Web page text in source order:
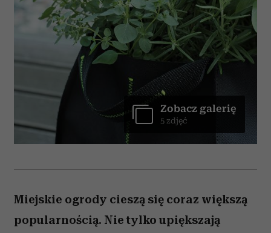
Zobacz galerię
5 zdjęć
Miejskie ogrody cieszą się coraz większą
popularnością. Nie tylko upiększają